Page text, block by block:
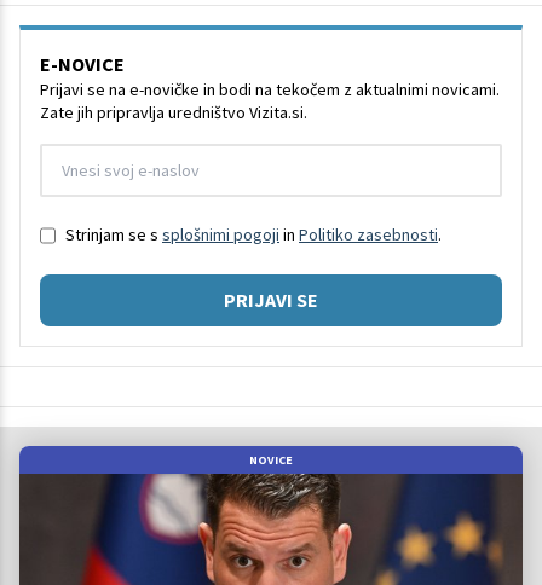
E-NOVICE
Prijavi se na e-novičke in bodi na tekočem z aktualnimi novicami.
Zate jih pripravlja uredništvo Vizita.si.
Strinjam se s splošnimi pogoji in Politiko zasebnosti.
PRIJAVI SE
NOVICE